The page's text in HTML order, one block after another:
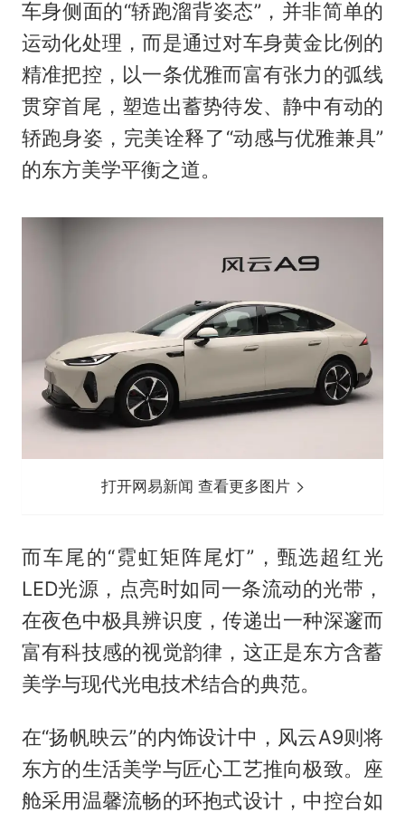
车身侧面的“轿跑溜背姿态”，并非简单的
运动化处理，而是通过对车身黄金比例的
精准把控，以一条优雅而富有张力的弧线
贯穿首尾，塑造出蓄势待发、静中有动的
轿跑身姿，完美诠释了“动感与优雅兼具”
的东方美学平衡之道。
打开网易新闻 查看更多图片
而车尾的“霓虹矩阵尾灯”，甄选超红光
LED光源，点亮时如同一条流动的光带，
在夜色中极具辨识度，传递出一种深邃而
富有科技感的视觉韵律，这正是东方含蓄
美学与现代光电技术结合的典范。
在“扬帆映云”的内饰设计中，风云A9则将
东方的生活美学与匠心工艺推向极致。座
舱采用温馨流畅的环抱式设计，中控台如